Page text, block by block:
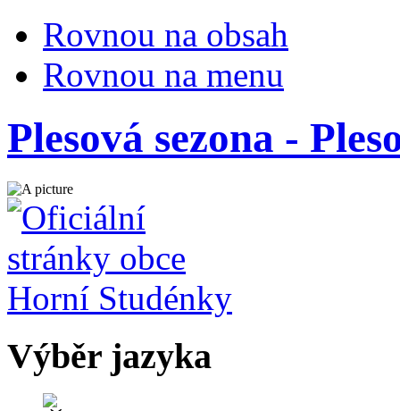
Rovnou na obsah
Rovnou na menu
Plesová sezona -
Výběr jazyka